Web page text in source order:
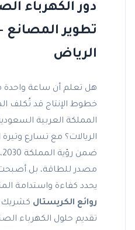
دور الكهرباء
تطوير المصانع
الرياض
هل تعلم أن ساعة واحدة
خطوط الإنتاج قد تُكلف
المملكة العربية
الريالات؟ مع تسارع
مصدر للطاقة، بل أصبحت
يحدد كفاءة واستدامة
روائع الكريستال كشريك
تقديم حلول الكهرباء